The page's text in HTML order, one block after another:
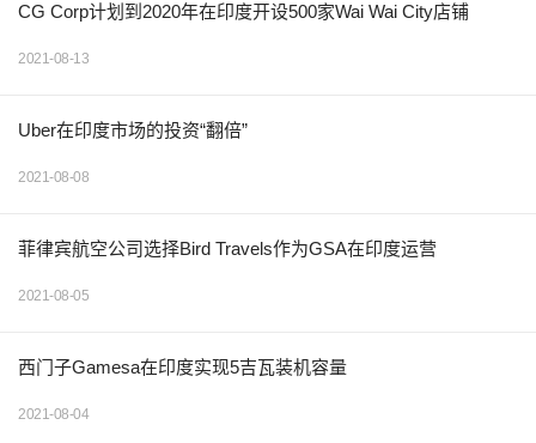
CG Corp计划到2020年在印度开设500家Wai Wai City店铺
2021-08-13
Uber在印度市场的投资“翻倍”
2021-08-08
菲律宾航空公司选择Bird Travels作为GSA在印度运营
2021-08-05
西门子Gamesa在印度实现5吉瓦装机容量
2021-08-04